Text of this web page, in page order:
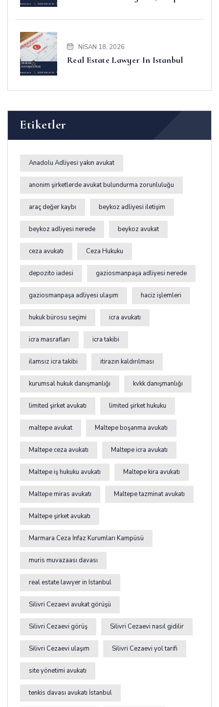
NISAN 18, 2026
Real Estate Lawyer In Istanbul
Etiketler
Anadolu Adliyesi yakın avukat
anonim şirketlerde avukat bulundurma zorunluluğu
araç değer kaybı beykoz adliyesi iletişim
beykoz adliyesi nerede beykoz avukat
ceza avukatı Ceza Hukuku
depozito iadesi gaziosmanpaşa adliyesi nerede
gaziosmanpaşa adliyesi ulaşım haciz işlemleri
hukuk bürosu seçimi icra avukatı
icra masrafları icra takibi
ilamsız icra takibi itirazın kaldırılması
kurumsal hukuk danışmanlığı kvkk danışmanlığı
limited şirket avukatı limited şirket hukuku
maltepe avukat Maltepe boşanma avukatı
Maltepe ceza avukatı Maltepe icra avukatı
Maltepe iş hukuku avukatı Maltepe kira avukatı
Maltepe miras avukatı Maltepe tazminat avukatı
Maltepe şirket avukatı
Marmara Ceza İnfaz Kurumları Kampüsü
muris muvazaası davası
real estate lawyer in Istanbul
Silivri Cezaevi avukat görüşü
Silivri Cezaevi görüş Silivri Cezaevi nasıl gidilir
Silivri Cezaevi ulaşım Silivri Cezaevi yol tarifi
site yönetimi avukatı
tenkis davası avukatı İstanbul